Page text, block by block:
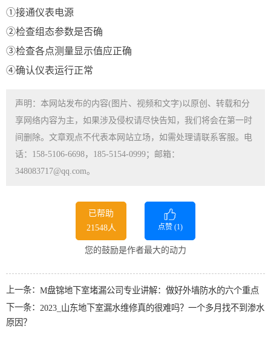
①接通仪表电源
②检查组态参数是否确
③检查各点测量显示值应正确
④确认仪表运行正常
声明：本网站发布的内容(图片、视频和文字)以原创、转载和分
享网络内容为主，如果涉及侵权请尽快告知，我们将会在第一时
间删除。文章观点不代表本网站立场，如需处理请联系客服。电
话：158-5106-6698，185-5154-0999；邮箱：
348083717@qq.com。
已帮助
21548人
点赞 (1)
您的鼓励是作者最大的动力
上一条： M盘锦地下室堵漏公司专业讲解：做好外墙防水的六个重点
下一条： 2023_山东地下室漏水维修真的很难吗？一个多月找不到渗水
原因？